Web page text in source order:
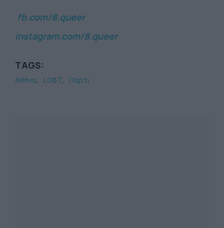
fb.com/8.queer
instagram.com/8.queer
TAGS:
Αθήνα LGBT Πάρτι